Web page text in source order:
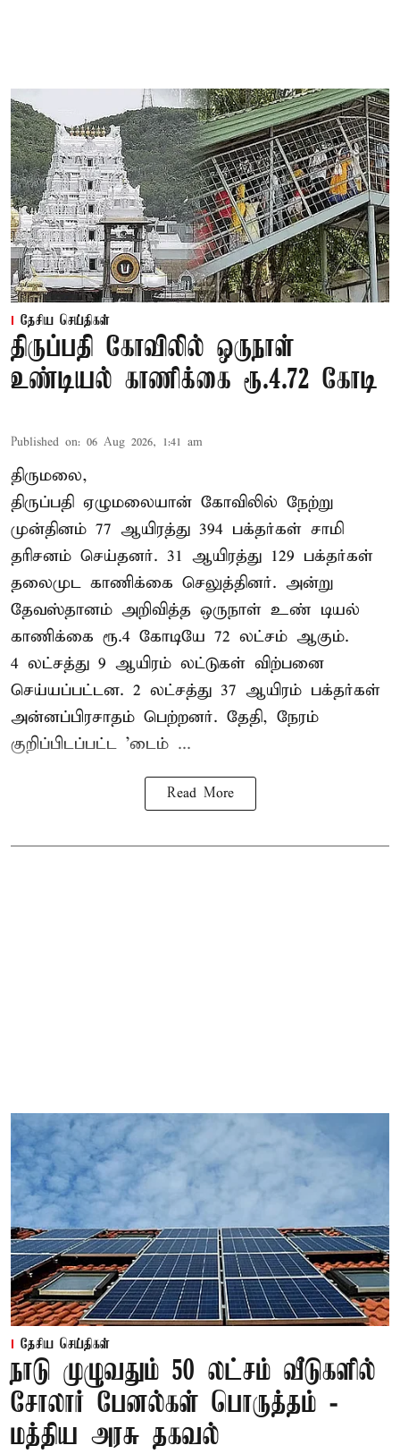
தேசிய செய்திகள்
திருப்பதி கோவிலில் ஒருநாள்
உண்டியல் காணிக்கை ரூ.4.72 கோடி
Published on: 06 Aug 2026, 1:41 am
திருமலை,
திருப்பதி ஏழுமலையான் கோவிலில் நேற்று
முன்தினம் 77 ஆயிரத்து 394 பக்தர்கள் சாமி
தரிசனம் செய்தனர். 31 ஆயிரத்து 129 பக்தர்கள்
தலைமுட காணிக்கை செலுத்தினர். அன்று
தேவஸ்தானம் அறிவித்த ஒருநாள் உண் டியல்
காணிக்கை ரூ.4 கோடியே 72 லட்சம் ஆகும்.
4 லட்சத்து 9 ஆயிரம் லட்டுகள் விற்பனை
செய்யப்பட்டன. 2 லட்சத்து 37 ஆயிரம் பக்தர்கள்
அன்னப்பிரசாதம் பெற்றனர். தேதி, நேரம்
குறிப்பிடப்பட்ட 'டைம் ...
Read More
தேசிய செய்திகள்
நாடு முழுவதும் 50 லட்சம் வீடுகளில்
சோலார் பேனல்கள் பொருத்தம் -
மத்திய அரசு தகவல்